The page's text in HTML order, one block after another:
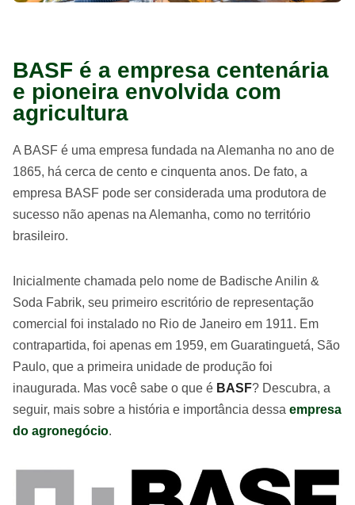
BASF é a empresa centenária
e pioneira envolvida com
agricultura
A BASF é uma empresa fundada na Alemanha no ano de
1865, há cerca de cento e cinquenta anos. De fato, a
empresa BASF pode ser considerada uma produtora de
sucesso não apenas na Alemanha, como no território
brasileiro.
Inicialmente chamada pelo nome de Badische Anilin &
Soda Fabrik, seu primeiro escritório de representação
comercial foi instalado no Rio de Janeiro em 1911. Em
contrapartida, foi apenas em 1959, em Guaratinguetá, São
Paulo, que a primeira unidade de produção foi
inaugurada. Mas você sabe o que é BASF? Descubra, a
seguir, mais sobre a história e importância dessa empresa
do agronegócio.